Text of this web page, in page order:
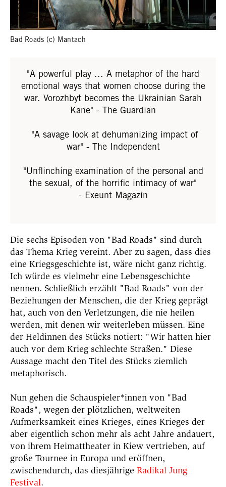
Bad Roads (c) Mantach
"A powerful play ... A metaphor of the hard
emotional ways that women choose during the
war. Vorozhbyt becomes the Ukrainian Sarah
Kane" - The Guardian
"A savage look at dehumanizing impact of
war" - The Independent
"Unflinching examination of the personal and
the sexual, of the horrific intimacy of war"
- Exeunt Magazin
Die sechs Episoden von "Bad Roads" sind durch
das Thema Krieg vereint. Aber zu sagen, dass dies
eine Kriegsgeschichte ist, wäre nicht ganz richtig.
Ich würde es vielmehr eine Lebensgeschichte
nennen. Schließlich erzählt "Bad Roads" von der
Beziehungen der Menschen, die der Krieg geprägt
hat, auch von den Verletzungen, die nie heilen
werden, mit denen wir weiterleben müssen. Eine
der Heldinnen des Stücks notiert: "Wir hatten hier
auch vor dem Krieg schlechte Straßen." Diese
Aussage macht den Titel des Stücks ziemlich
metaphorisch.
Nun gehen die Schauspieler*innen von "Bad
Roads", wegen der plötzlichen, weltweiten
Aufmerksamkeit eines Krieges, eines Krieges der
aber eigentlich schon mehr als acht Jahre andauert,
von ihrem Heimattheater in Kiew vertrieben, auf
große Tournee in Europa und eröffnen,
zwischendurch, das diesjährige Radikal Jung
Festival.